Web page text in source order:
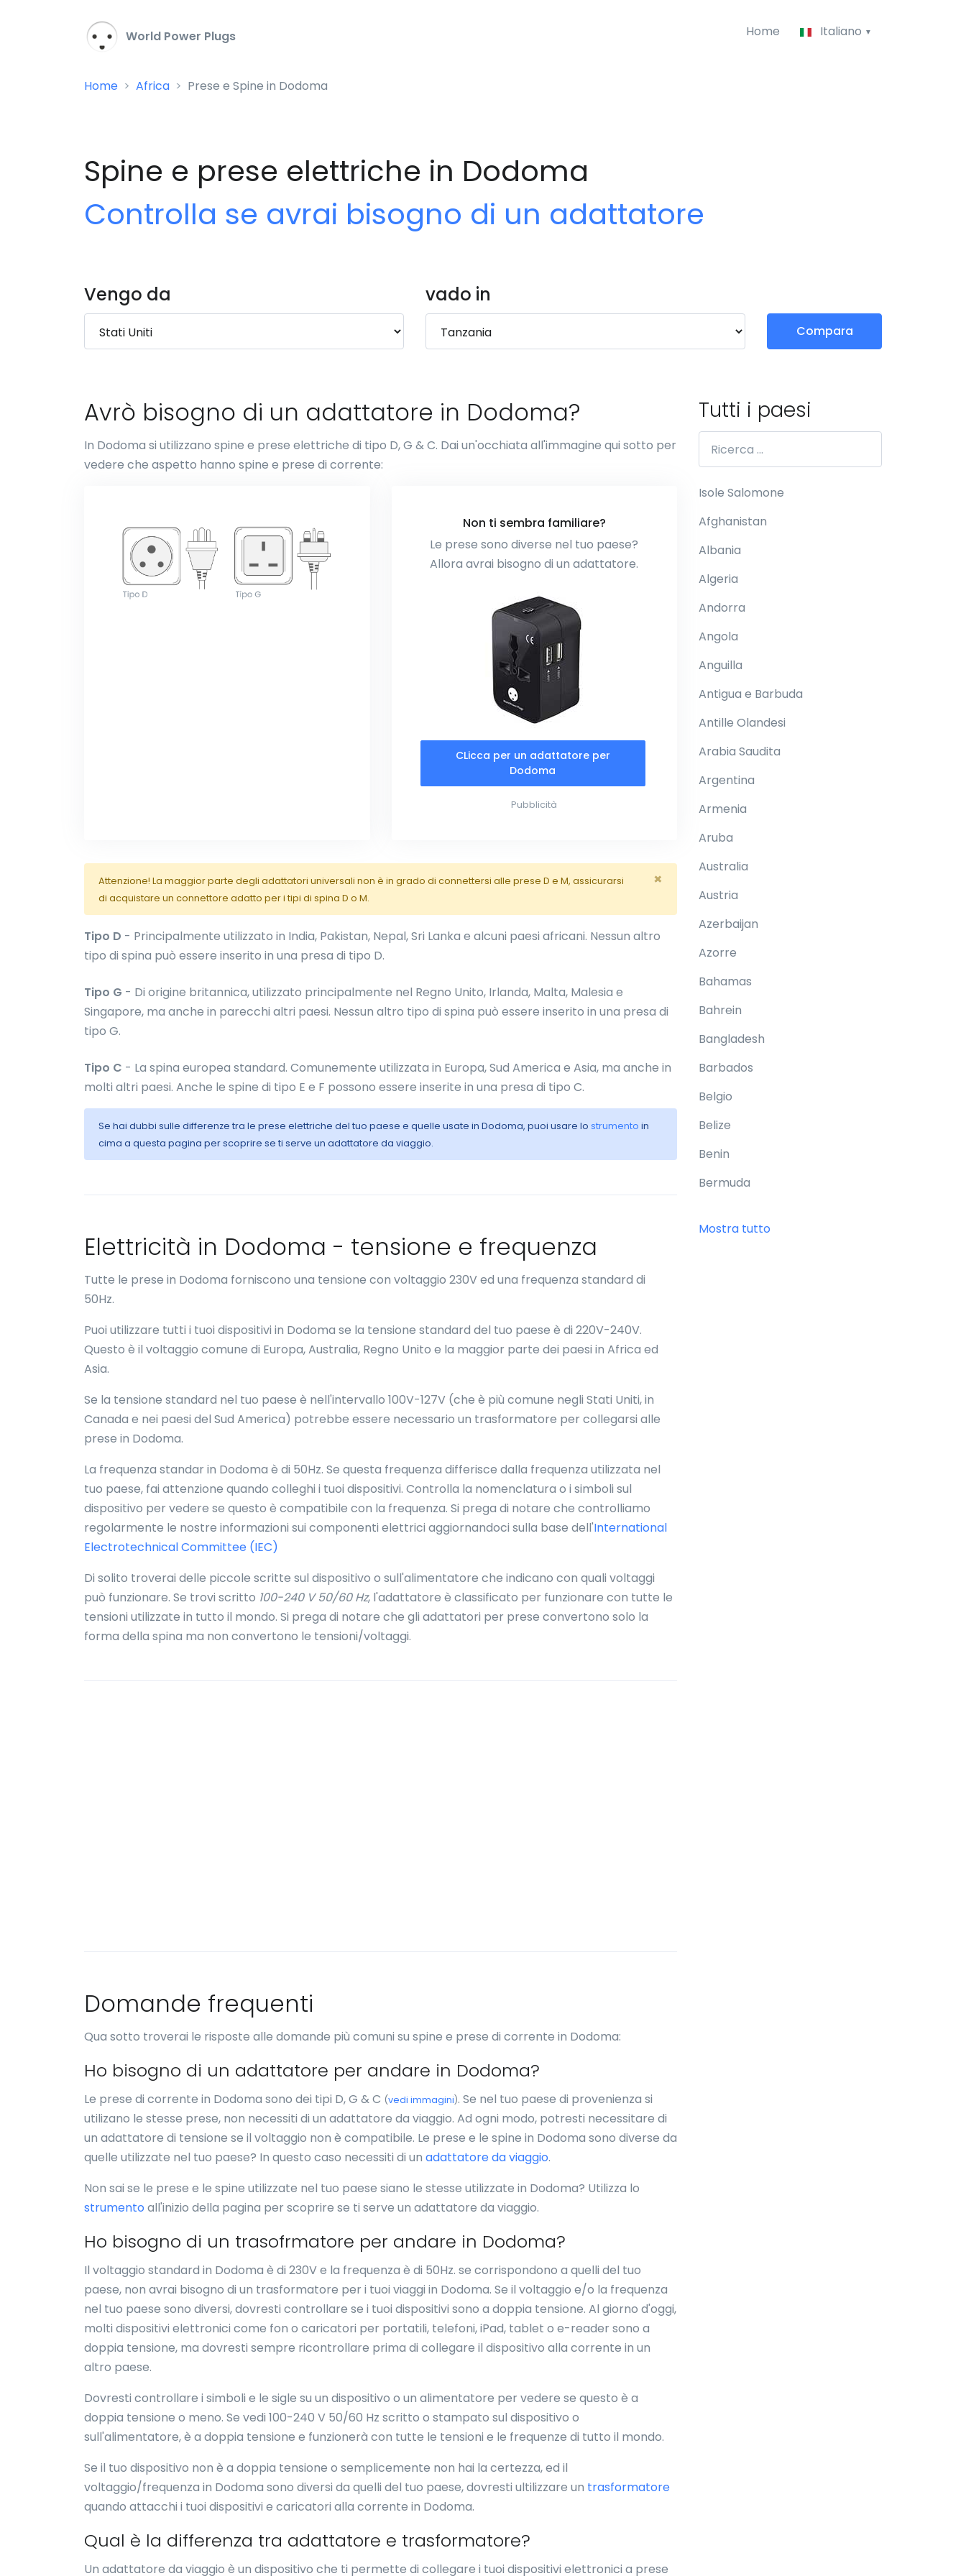
World Power Plugs Home Italiano
Home Africa Prese e Spine in Dodoma
Spine e prese elettriche in Dodoma
Controlla se avrai bisogno di un adattatore
Vengo da vado in
Compara
Avrò bisogno di un adattatore in Dodoma?
In Dodoma si utilizzano spine e prese elettriche di tipo D, G & C. Dai un'occhiata all'immagine qui sotto per
vedere che aspetto hanno spine e prese di corrente:
Non ti sembra familiare?
Le prese sono diverse nel tuo paese?
Allora avrai bisogno di un adattatore.
CLicca per un adattatore per
Dodoma
Pubblicità
×
Attenzione! La maggior parte degli adattatori universali non è in grado di connettersi alle prese D e M, assicurarsi
di acquistare un connettore adatto per i tipi di spina D o M.
Tipo D - Principalmente utilizzato in India, Pakistan, Nepal, Sri Lanka e alcuni paesi africani. Nessun altro
tipo di spina può essere inserito in una presa di tipo D.
Tipo G - Di origine britannica, utilizzato principalmente nel Regno Unito, Irlanda, Malta, Malesia e
Singapore, ma anche in parecchi altri paesi. Nessun altro tipo di spina può essere inserito in una presa di
tipo G.
Tipo C - La spina europea standard. Comunemente utilizzata in Europa, Sud America e Asia, ma anche in
molti altri paesi. Anche le spine di tipo E e F possono essere inserite in una presa di tipo C.
Se hai dubbi sulle differenze tra le prese elettriche del tuo paese e quelle usate in Dodoma, puoi usare lo strumento in
cima a questa pagina per scoprire se ti serve un adattatore da viaggio.
Elettricità in Dodoma - tensione e frequenza
Tutte le prese in Dodoma forniscono una tensione con voltaggio 230V ed una frequenza standard di
50Hz.
Puoi utilizzare tutti i tuoi dispositivi in Dodoma se la tensione standard del tuo paese è di 220V-240V.
Questo è il voltaggio comune di Europa, Australia, Regno Unito e la maggior parte dei paesi in Africa ed
Asia.
Se la tensione standard nel tuo paese è nell'intervallo 100V-127V (che è più comune negli Stati Uniti, in
Canada e nei paesi del Sud America) potrebbe essere necessario un trasformatore per collegarsi alle
prese in Dodoma.
La frequenza standar in Dodoma è di 50Hz. Se questa frequenza differisce dalla frequenza utilizzata nel
tuo paese, fai attenzione quando colleghi i tuoi dispositivi. Controlla la nomenclatura o i simboli sul
dispositivo per vedere se questo è compatibile con la frequenza. Si prega di notare che controlliamo
regolarmente le nostre informazioni sui componenti elettrici aggiornandoci sulla base dell'International
Electrotechnical Committee (IEC)
Di solito troverai delle piccole scritte sul dispositivo o sull'alimentatore che indicano con quali voltaggi
può funzionare. Se trovi scritto 100-240 V 50/60 Hz, l'adattatore è classificato per funzionare con tutte le
tensioni utilizzate in tutto il mondo. Si prega di notare che gli adattatori per prese convertono solo la
forma della spina ma non convertono le tensioni/voltaggi.
Domande frequenti
Qua sotto troverai le risposte alle domande più comuni su spine e prese di corrente in Dodoma:
Ho bisogno di un adattatore per andare in Dodoma?
Le prese di corrente in Dodoma sono dei tipi D, G & C (vedi immagini). Se nel tuo paese di provenienza si
utilizano le stesse prese, non necessiti di un adattatore da viaggio. Ad ogni modo, potresti necessitare di
un adattatore di tensione se il voltaggio non è compatibile. Le prese e le spine in Dodoma sono diverse da
quelle utilizzate nel tuo paese? In questo caso necessiti di un adattatore da viaggio.
Non sai se le prese e le spine utilizzate nel tuo paese siano le stesse utilizzate in Dodoma? Utilizza lo
strumento all'inizio della pagina per scoprire se ti serve un adattatore da viaggio.
Ho bisogno di un trasofrmatore per andare in Dodoma?
Il voltaggio standard in Dodoma è di 230V e la frequenza è di 50Hz. se corrispondono a quelli del tuo
paese, non avrai bisogno di un trasformatore per i tuoi viaggi in Dodoma. Se il voltaggio e/o la frequenza
nel tuo paese sono diversi, dovresti controllare se i tuoi dispositivi sono a doppia tensione. Al giorno d'oggi,
molti dispositivi elettronici come fon o caricatori per portatili, telefoni, iPad, tablet o e-reader sono a
doppia tensione, ma dovresti sempre ricontrollare prima di collegare il dispositivo alla corrente in un
altro paese.
Dovresti controllare i simboli e le sigle su un dispositivo o un alimentatore per vedere se questo è a
doppia tensione o meno. Se vedi 100-240 V 50/60 Hz scritto o stampato sul dispositivo o
sull'alimentatore, è a doppia tensione e funzionerà con tutte le tensioni e le frequenze di tutto il mondo.
Se il tuo dispositivo non è a doppia tensione o semplicemente non hai la certezza, ed il
voltaggio/frequenza in Dodoma sono diversi da quelli del tuo paese, dovresti ultilizzare un trasformatore
quando attacchi i tuoi dispositivi e caricatori alla corrente in Dodoma.
Qual è la differenza tra adattatore e trasformatore?
Un adattatore da viaggio è un dispositivo che ti permette di collegare i tuoi dispositivi elettronici a prese
Tutti i paesi
Isole Salomone
Afghanistan
Albania
Algeria
Andorra
Angola
Anguilla
Antigua e Barbuda
Antille Olandesi
Arabia Saudita
Argentina
Armenia
Aruba
Australia
Austria
Azerbaijan
Azorre
Bahamas
Bahrein
Bangladesh
Barbados
Belgio
Belize
Benin
Bermuda
Mostra tutto